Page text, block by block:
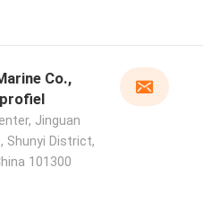
Co.,
Jinguan
Shunyi District,
101300